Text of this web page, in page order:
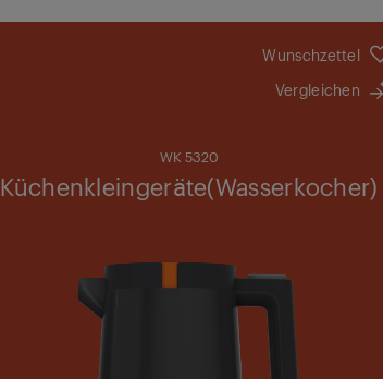
Wunschzettel
Vergleichen
WK 5320
Küchenkleingeräte(Wasserkocher)